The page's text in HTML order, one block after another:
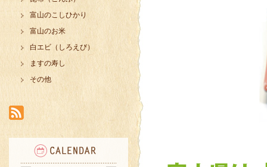
富山のこしひかり
富山のお米
白エビ（しろえび）
ますの寿し
その他